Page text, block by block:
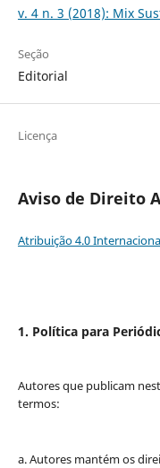
v. 4 n. 3 (2018): Mix
Seção
Editorial
Licença
Aviso de Direito
Atribuição 4.0
1. Política para
Autores que publicam
termos:
a. Autores mantém os